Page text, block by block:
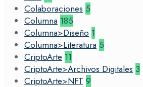
Colaboraciones 5
Columna 185
Columna>Diseño 1
Columna>Literatura 5
CriptoArte 11
CriptoArte>Archivos Digitales 3
CriptoArte>NFT 9